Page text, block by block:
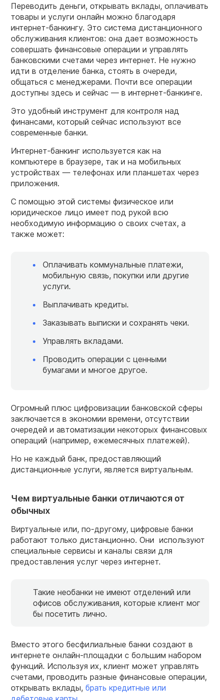
Переводить деньги, открывать вклады, оплачивать
товары и услуги онлайн можно благодаря
интернет-банкингу. Это система дистанционного
обслуживания клиентов: она дает возможность
совершать финансовые операции и управлять
банковскими счетами через интернет. Не нужно
идти в отделение банка, стоять в очереди,
общаться с менеджерами. Почти все операции
доступны здесь и сейчас — в интернет-банкинге.
Это удобный инструмент для контроля над
финансами, который сейчас используют все
современные банки.
Интернет-банкинг используется как на
компьютере в браузере, так и на мобильных
устройствах — телефонах или планшетах через
приложения.
С помощью этой системы физическое или
юридическое лицо имеет под рукой всю
необходимую информацию о своих счетах, а
также может:
Оплачивать коммунальные платежи,
мобильную связь, покупки или другие
услуги.
Выплачивать кредиты.
Заказывать выписки и сохранять чеки.
Управлять вкладами.
Проводить операции с ценными
бумагами и многое другое.
Огромный плюс цифровизации банковской сферы
заключается в экономии времени, отсутствии
очередей и автоматизации некоторых финансовых
операций (например, ежемесячных платежей).
Но не каждый банк, предоставляющий
дистанционные услуги, является виртуальным.
Чем виртуальные банки отличаются от
обычных
Виртуальные или, по-другому, цифровые банки
работают только дистанционно. Они используют
специальные сервисы и каналы связи для
предоставления услуг через интернет.
Такие необанки не имеют отделений или
офисов обслуживания, которые клиент мог
бы посетить лично.
Вместо этого бесфилиальные банки создают в
интернете онлайн-площадки с большим набором
функций. Используя их, клиент может управлять
счетами, проводить разные финансовые операции,
открывать вклады, брать кредитные или